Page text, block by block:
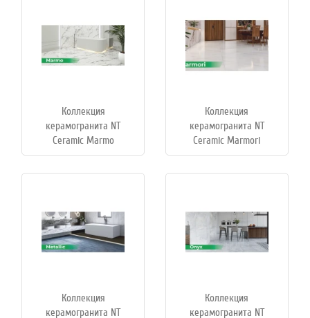
Коллекция
керамогранита NT
Ceramic Marmo
Коллекция
керамогранита NT
Ceramic Marmori
Коллекция
керамогранита NT
Коллекция
керамогранита NT